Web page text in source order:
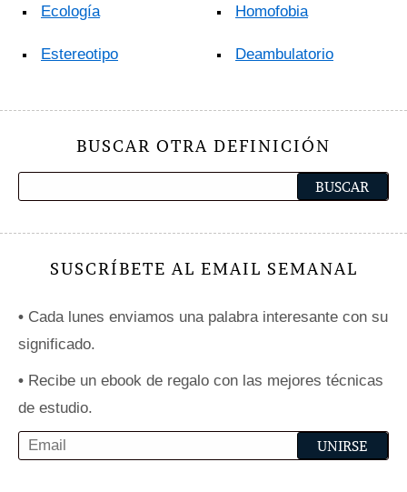
Ecología
Estereotipo
Homofobia
Deambulatorio
BUSCAR OTRA DEFINICIÓN
SUSCRÍBETE AL EMAIL SEMANAL
• Cada lunes enviamos una palabra interesante con su
significado.
• Recibe un ebook de regalo con las mejores técnicas
de estudio.